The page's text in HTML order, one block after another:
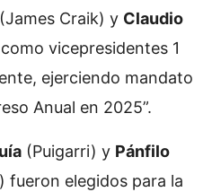
(James Craik) y Claudio
vicepresidentes 1
ejerciendo mandato
Anual en 2025”.
(Puigarri) y Pánfilo
fueron elegidos para la